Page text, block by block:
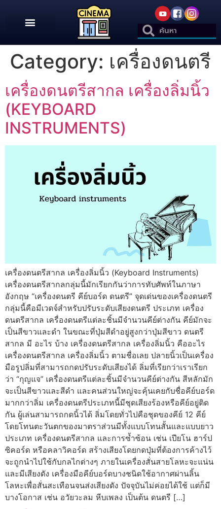
Category: เครื่องดนตรี
เครื่องดนตรีสากล เครื่องลิ่มนิ้ว
(KEYBOARD
INSTRUMENTS)
เครื่องดนตรีสากล เครื่องลิ่มนิ้ว (Keyboard Instruments)
เครื่องดนตรีสากลกลุ่มนี้มักเรียกกันว่าการทับศัพท์ในภาษา
อังกฤษ “เครื่องดนตรี คีย์บอร์ด ดนตรี” จุดเด่นของเครื่องดนตรี
กลุ่มนี้คือมีเวดจ์สำหรับปรับระดับเสียงดนตรี ประเภท เครื่อง
ดนตรีสากล เครื่องดนตรีแต่ละชิ้นมีจำนวนคีย์ต่างกัน คีย์มักจะ
เป็นสีขาวและดำ ในขณะที่ปุ่มสีดำอยู่สูงกว่าปุ่มสีขาว ดนตรี
สากล มี อะไร บ้าง เครื่องดนตรีสากล เครื่องลิ่มนิ้ว คืออะไร
เครื่องดนตรีสากล เครื่องลิ่มนิ้ว ตามชื่อเลย ปลายนิ้วเป็นเครื่อง
มือรูปลิ่มที่สามารถกดปรับระดับเสียงได้ ลิ่มที่เรียกว่าเราเรียก
ว่า “กุญแจ” เครื่องดนตรีแต่ละชิ้นมีจำนวนคีย์ต่างกัน สีหลักมัก
จะเป็นสีขาวและสีดำ และคนส่วนใหญ่จะคุ้นเคยกับชื่อคีย์บอร์ด
มากกว่าลิ่ม เครื่องดนตรีประเภทนี้มีชุดเสียงร้องหรือคีย์อยู่ติด
กัน ผู้เล่นสามารถกดนิ้วได้ ลิ่มโดยทั่วไปคือชุดของคีย์ 12 คีย์
โดยโทนตะวันตกของมาตราส่วนมีทั้งแบบโทนสั้นและแบบยาว
ประเภท เครื่องดนตรีสากล และการซ้ำซ้อน เช่น เปียโน ฮาร์ป
ซิคอร์ด หรือคลาวิคอร์ด สร้างเสียงโดยกดปุ่มที่ต้องการค้างไว้
จะถูกนำไปใช้กับกลไกต่างๆ ภายในเครื่องสั่นสายโลหะจะแน่น
และมีเสียงดัง เครื่องมือคีย์บอร์ดบางชนิดใช้อากาศผ่านลิ้น
โลหะเพื่อสั่นสะเทือนจนส่งเสียงดัง ปัจจุบันไม่ค่อยได้ใช้ แต่ก็มี
บางโอกาส เช่น อวัยวะลม หีบเพลง เป็นต้น ดนตรี […]